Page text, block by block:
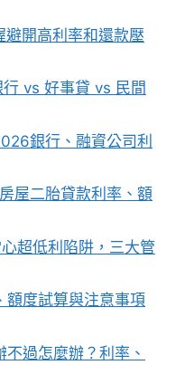
開高利率和還款壓
vs 好事貸 vs 民間
銀行、融資公司利
屋二胎貸款利率、額
超低利陷阱，三大管
額度試算與注意事項
過怎麼辦？利率、